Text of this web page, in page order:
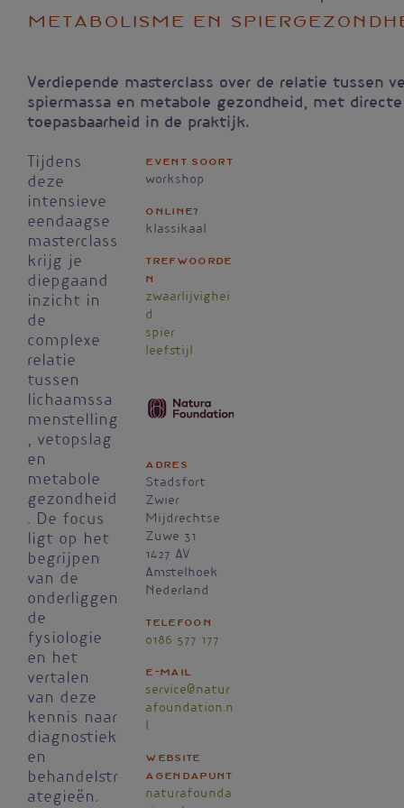
metabolisme en
Verdiepende masterclass over de relatie tussen
spiermassa en metabole gezondheid, met directe
toepasbaarheid in de praktijk.
Tijdens
deze
intensieve
eendaagse
masterclass
krijg je
diepgaand
inzicht in
de
complexe
relatie
tussen
lichaamssa
menstelling
, vetopslag
en
metabole
gezondheid
. De focus
ligt op het
begrijpen
van de
onderliggen
de
fysiologie
en het
vertalen
van deze
kennis naar
diagnostiek
en
behandelstr
ategieën.
Event soort
workshop
Online?
klassikaal
Trefwoorde
n
zwaarlijvighei
d
spier
leefstijl
Adres
Stadsfort
Zwier
Mijdrechtse
Zuwe 31
1427 AV
Amstelhoek
Nederland
Telefoon
0186 577 177
E-mail
service@natur
afoundation.n
l
Website
agendapunt
naturafounda